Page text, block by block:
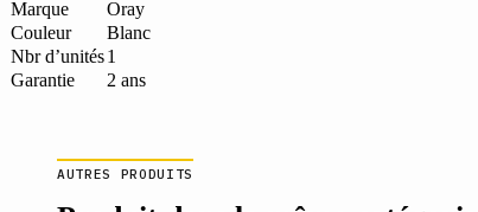
aluminium
laqué
blanc
Marque
Oray
Couleur
Blanc
Nbr d’unités1
Garantie
2 ans
AUTRES PRODUITS